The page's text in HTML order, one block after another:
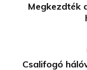
Megkezdték
Csalifogó